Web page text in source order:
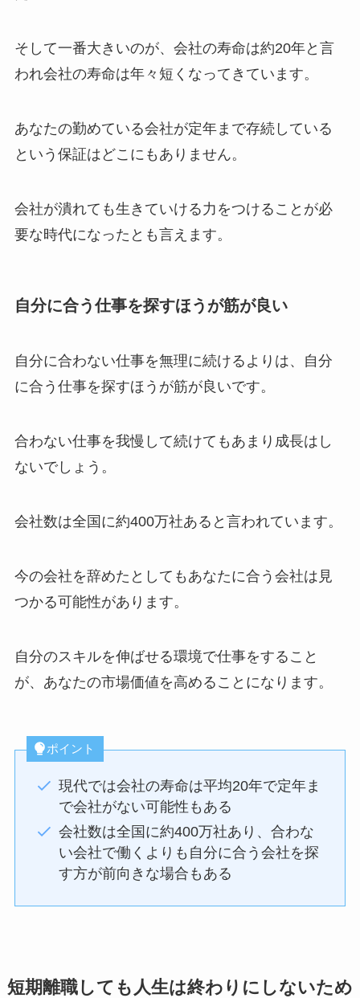
そして一番大きいのが、会社の寿命は約20年と言
われ会社の寿命は年々短くなってきています。
あなたの勤めている会社が定年まで存続している
という保証はどこにもありません。
会社が潰れても生きていける力をつけることが必
要な時代になったとも言えます。
自分に合う仕事を探すほうが筋が良い
自分に合わない仕事を無理に続けるよりは、自分
に合う仕事を探すほうが筋が良いです。
合わない仕事を我慢して続けてもあまり成長はし
ないでしょう。
会社数は全国に約400万社あると言われています。
今の会社を辞めたとしてもあなたに合う会社は見
つかる可能性があります。
自分のスキルを伸ばせる環境で仕事をすること
が、あなたの市場価値を高めることになります。
ポイント
現代では会社の寿命は平均20年で定年ま
で会社がない可能性もある
会社数は全国に約400万社あり、合わな
い会社で働くよりも自分に合う会社を探
す方が前向きな場合もある
短期離職しても人生は終わりにしないため